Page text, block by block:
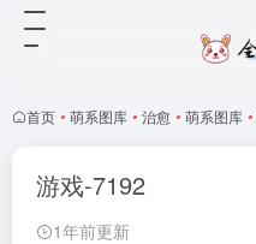
首页 • 萌系图库 • 治愈 • 萌系图库 •
游戏-7192
1年前更新